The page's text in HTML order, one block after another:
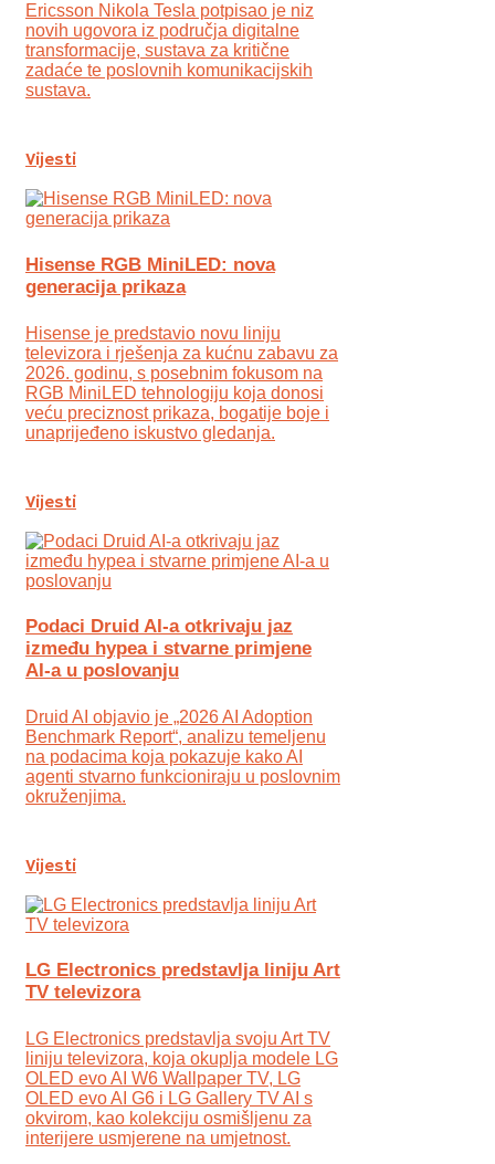
Ericsson Nikola Tesla potpisao je niz
novih ugovora iz područja digitalne
transformacije, sustava za kritične
zadaće te poslovnih komunikacijskih
sustava.
Vijesti
Hisense RGB MiniLED: nova
generacija prikaza
Hisense je predstavio novu liniju
televizora i rješenja za kućnu zabavu za
2026. godinu, s posebnim fokusom na
RGB MiniLED tehnologiju koja donosi
veću preciznost prikaza, bogatije boje i
unaprijeđeno iskustvo gledanja.
Vijesti
Podaci Druid AI-a otkrivaju jaz
između hypea i stvarne primjene
AI-a u poslovanju
Druid AI objavio je „2026 AI Adoption
Benchmark Report“, analizu temeljenu
na podacima koja pokazuje kako AI
agenti stvarno funkcioniraju u poslovnim
okruženjima.
Vijesti
LG Electronics predstavlja liniju Art
TV televizora
LG Electronics predstavlja svoju Art TV
liniju televizora, koja okuplja modele LG
OLED evo AI W6 Wallpaper TV, LG
OLED evo AI G6 i LG Gallery TV AI s
okvirom, kao kolekciju osmišljenu za
interijere usmjerene na umjetnost.